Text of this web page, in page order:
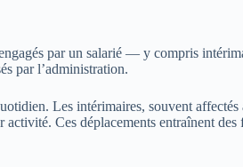
par un salarié — y compris
par l’administration.
Les intérimaires, souvent
Ces déplacements entraînent